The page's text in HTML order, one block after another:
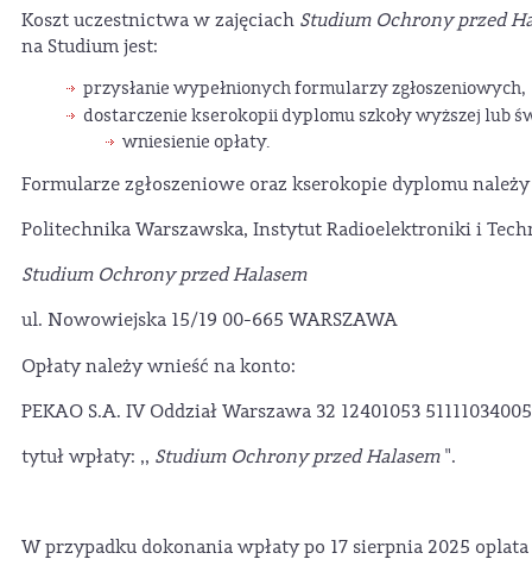
Koszt uczestnictwa w zajęciach Studium Ochrony przed
na Studium jest:
przysłanie wypełnionych formularzy zgłoszeniowych,
dostarczenie kserokopii dyplomu szkoły wyższej lub
wniesienie opłaty.
Formularze zgłoszeniowe oraz kserokopie dyplomu
Politechnika Warszawska, Instytut Radioelektroniki i
Studium Ochrony przed Halasem
ul. Nowowiejska 15/19 00-665 WARSZAWA
Opłaty należy wnieść na konto:
PEKAO S.A. IV Oddział Warszawa 32 12401053
tytuł wpłaty: ,, Studium Ochrony przed Halasem ".
W przypadku dokonania wpłaty po 17 sierpnia 2025